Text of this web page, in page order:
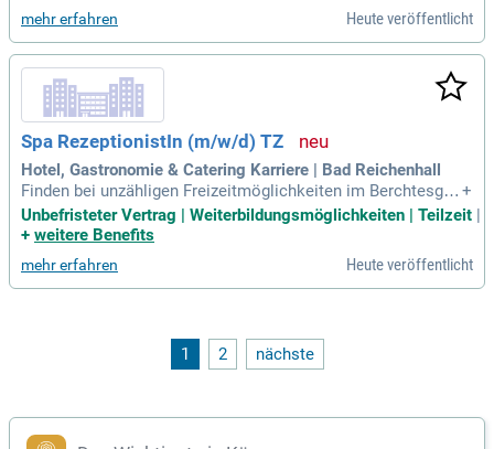
and a social fund; Exciting and challenging projects; Person
al development
mehr erfahren Heute veröffentlicht
Spa RezeptionistIn (m/w/d) TZ
Hotel, Gastronomie & Catering Karriere | Bad Reichenhall
Finden bei unzähligen Freizeitmöglichkeiten im Berchtesgad
ener- und Salzburger Land; Unsere aktuellen Auszeichnunge
n & Bewertungen: Bestes Spa Konzept; Spa Star Awards 202
besten Wellnesshotels mit Medical
+
Unbefristeter Vertrag | Weiterbildungsmöglichkeiten | Teilzeit |
+ weitere Benefits
mehr erfahren Heute veröffentlicht
1 2 nächste